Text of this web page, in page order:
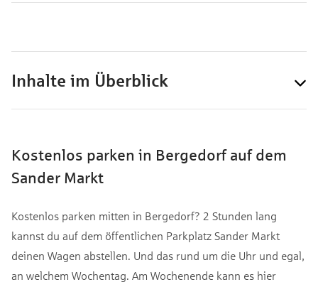
Inhalte im Überblick
Kostenlos parken in Bergedorf auf dem
Sander Markt
Kostenlos parken mitten in Bergedorf? 2 Stunden lang
kannst du auf dem öffentlichen Parkplatz Sander Markt
deinen Wagen abstellen. Und das rund um die Uhr und egal,
an welchem Wochentag. Am Wochenende kann es hier